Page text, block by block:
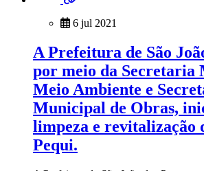
6 jul 2021
A Prefeitura de São
por meio da Secretaria
Meio Ambiente e
Municipal de Obras,
limpeza e revitalização
Pequi.